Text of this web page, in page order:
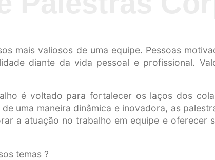
mais valiosos de uma equipe. Pessoas
diante da vida pessoal e profissional.
é voltado para fortalecer os laços dos
uma maneira dinâmica e inovadora, as
a atuação no trabalho em equipe e
temas ?